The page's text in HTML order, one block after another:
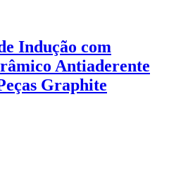
Indução com
Antiaderente
Graphite